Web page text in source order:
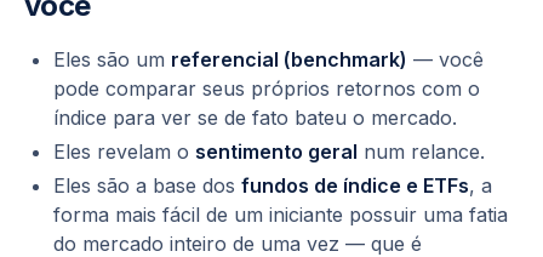
Eles são um referencial (benchmark) — você
pode comparar seus próprios retornos com o
índice para ver se de fato bateu o mercado.
Eles revelam o sentimento geral num relance.
Eles são a base dos fundos de índice e ETFs, a
forma mais fácil de um iniciante possuir uma fatia
do mercado inteiro de uma vez — que é